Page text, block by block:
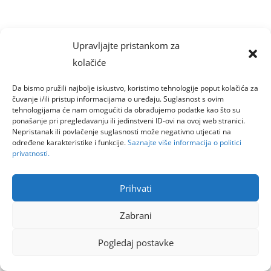
Upravljajte pristankom za
kolačiće
Da bismo pružili najbolje iskustvo, koristimo tehnologije poput kolačića za
čuvanje i/ili pristup informacijama o uređaju. Suglasnost s ovim
tehnologijama će nam omogućiti da obrađujemo podatke kao što su
ponašanje pri pregledavanju ili jedinstveni ID-ovi na ovoj web stranici.
Nepristanak ili povlačenje suglasnosti može negativno utjecati na
određene karakteristike i funkcije.Saznajte više informacija o politici
privatnosti.
Prihvati
Zabrani
Pogledaj postavke